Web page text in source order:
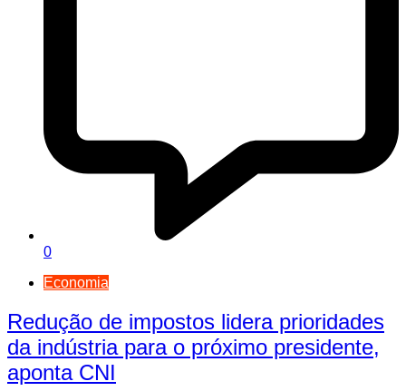
0
Economia
Redução de impostos lidera prioridades
da indústria para o próximo presidente,
aponta CNI